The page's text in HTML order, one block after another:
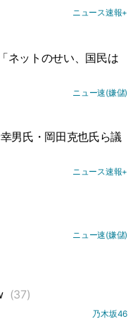
ニュース速報+
ネットのせい、国民は
ニュー速(嫌儲)
男氏・岡田克也氏ら議
ニュース速報+
ニュー速(嫌儲)
(37)
乃木坂46